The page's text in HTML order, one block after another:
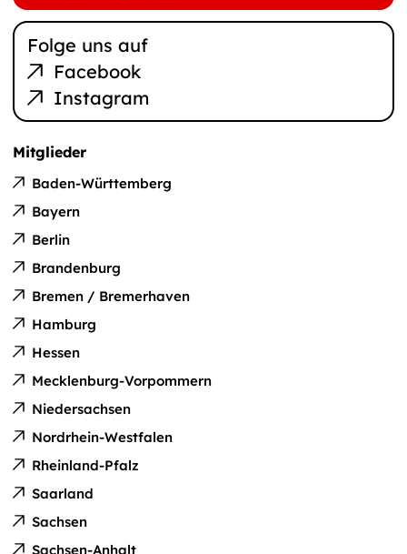
Folge uns auf
Facebook
Instagram
Mitglieder
Baden-Württemberg
Bayern
Berlin
Brandenburg
Bremen / Bremerhaven
Hamburg
Hessen
Mecklenburg-Vorpommern
Niedersachsen
Nordrhein-Westfalen
Rheinland-Pfalz
Saarland
Sachsen
Sachsen-Anhalt